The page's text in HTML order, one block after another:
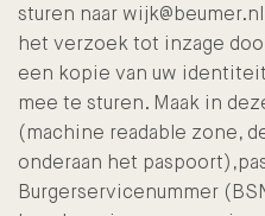
sturen naar
het verzoek tot inzage
een kopie van uw
mee te sturen. Maak in
(machine readable zone,
onderaan het
Burgerservicenummer